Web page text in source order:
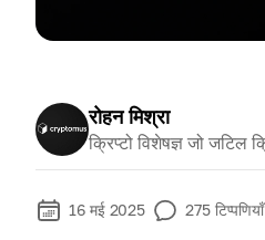
रोहन मिश्रा
क्रिप्टो विशेषज्ञ जो
16 मई 2025 275 टिप्पणियाँ